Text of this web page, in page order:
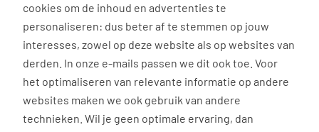
cookies om de inhoud en advertenties te
personaliseren: dus beter af te stemmen op jouw
interesses, zowel op deze website als op websites van
derden. In onze e-mails passen we dit ook toe. Voor
het optimaliseren van relevante informatie op andere
websites maken we ook gebruik van andere
technieken. Wil je geen optimale ervaring, dan
3019 vacatures gevonden